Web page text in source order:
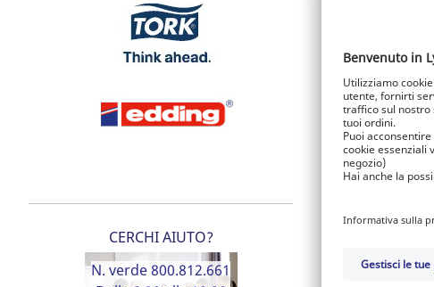
CERCHI AIUTO?
N. verde 800.812.661
grande
Ref.: 9.130.453
54,81 EUR